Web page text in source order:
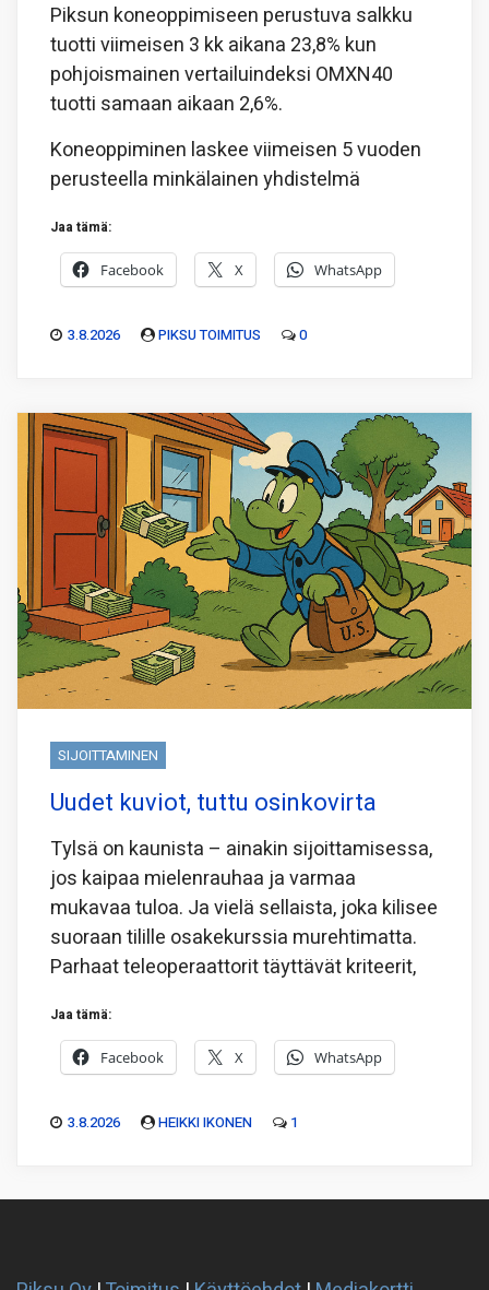
Piksun koneoppimiseen perustuva salkku
tuotti viimeisen 3 kk aikana 23,8% kun
pohjoismainen vertailuindeksi OMXN40
tuotti samaan aikaan 2,6%.
Koneoppiminen laskee viimeisen 5 vuoden
perusteella minkälainen yhdistelmä
Jaa tämä:
Facebook X WhatsApp
3.8.2026 PIKSU TOIMITUS 0
SIJOITTAMINEN
Uudet kuviot, tuttu osinkovirta
Tylsä on kaunista – ainakin sijoittamisessa,
jos kaipaa mielenrauhaa ja varmaa
mukavaa tuloa. Ja vielä sellaista, joka kilisee
suoraan tilille osakekurssia murehtimatta.
Parhaat teleoperaattorit täyttävät kriteerit,
Jaa tämä:
Facebook X WhatsApp
3.8.2026 HEIKKI IKONEN 1